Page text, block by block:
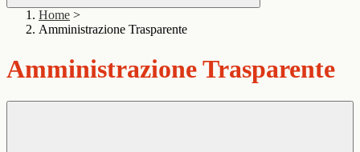
Home >
Amministrazione Trasparente
Amministrazione Trasparente